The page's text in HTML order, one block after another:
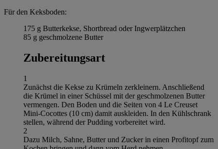
Für den Keksboden:
175 g Butterkekse, Shortbread oder Ingwerplätzchen
85 g geschmolzene Butter
Zubereitungsart
1
Zunächst die Kekse zu Krümeln zerkleinern. Anschließend
die Krümel in einer Schüssel mit der geschmolzenen Butter
vermengen. Den Boden und die Seiten von 4 Le Creuset
Mini-Cocottes (10 cm) damit auskleiden. In den Kühlschrank
stellen, während der Pudding vorbereitet wird.
2
Dazu Milch, Sahne, Butter und Zucker in einen Profitopf zum